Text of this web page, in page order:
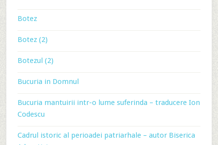
Botez
Botez (2)
Botezul (2)
Bucuria in Domnul
Bucuria mantuirii intr-o lume suferinda – traducere Ion
Codescu
Cadrul istoric al perioadei patriarhale – autor Biserica